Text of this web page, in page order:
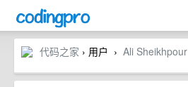
代码之家 › 用户 › Ali Sheikhpour